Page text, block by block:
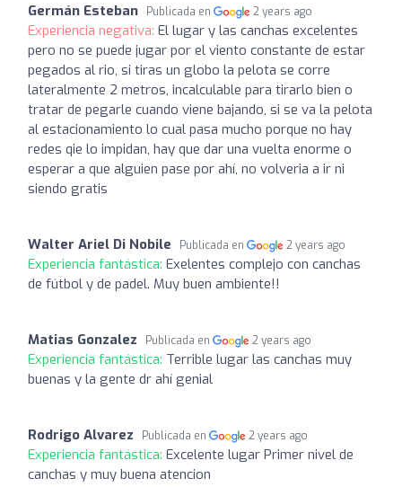
Germán Esteban Publicada en 2 years ago
Experiencia negativa: El lugar y las canchas excelentes
pero no se puede jugar por el viento constante de estar
pegados al rio, si tiras un globo la pelota se corre
lateralmente 2 metros, incalculable para tirarlo bien o
tratar de pegarle cuando viene bajando, si se va la pelota
al estacionamiento lo cual pasa mucho porque no hay
redes qie lo impidan, hay que dar una vuelta enorme o
esperar a que alguien pase por ahí, no volveria a ir ni
siendo gratis
Walter Ariel Di Nobile Publicada en 2 years ago
Experiencia fantástica: Exelentes complejo con canchas
de fútbol y de padel. Muy buen ambiente!!
Matias Gonzalez Publicada en 2 years ago
Experiencia fantástica: Terrible lugar las canchas muy
buenas y la gente dr ahí genial
Rodrigo Alvarez Publicada en 2 years ago
Experiencia fantástica: Excelente lugar Primer nivel de
canchas y muy buena atencion